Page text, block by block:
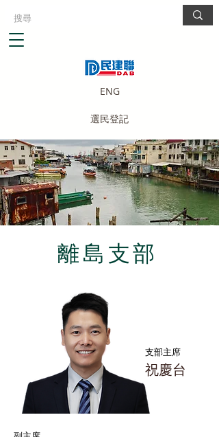
ENG
選民登記
離島支部
​祝慶台
支部主席